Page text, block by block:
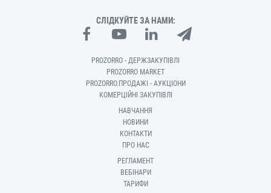
СЛІДКУЙТЕ ЗА НАМИ:
PROZORRO - ДЕРЖЗАКУПІВЛІ
PROZORRO MARKET
PROZORRO.ПРОДАЖІ - АУКЦІОНИ
КОМЕРЦІЙНІ ЗАКУПІВЛІ
НАВЧАННЯ
НОВИНИ
КОНТАКТИ
ПРО НАС
РЕГЛАМЕНТ
ВЕБІНАРИ
ТАРИФИ